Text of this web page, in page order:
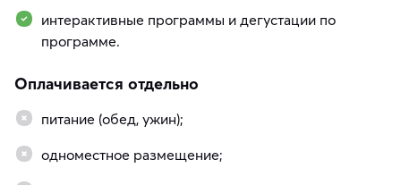
интерактивные программы и дегустации по
программе.
Оплачивается отдельно
питание (обед, ужин);
одноместное размещение;